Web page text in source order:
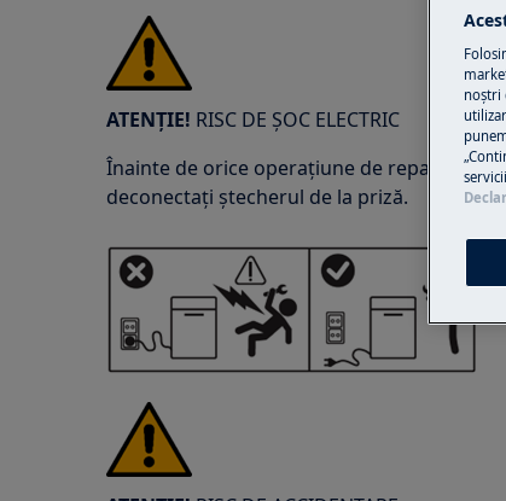
ATENȚIE! RISC DE ȘOC ELECTRIC
Înainte de orice operațiune de reparație
deconectați ștecherul de la priză.
noștri